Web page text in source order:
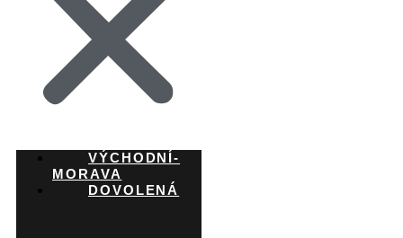
VÝCHODNÍ-
MORAVA
DOVOLENÁ